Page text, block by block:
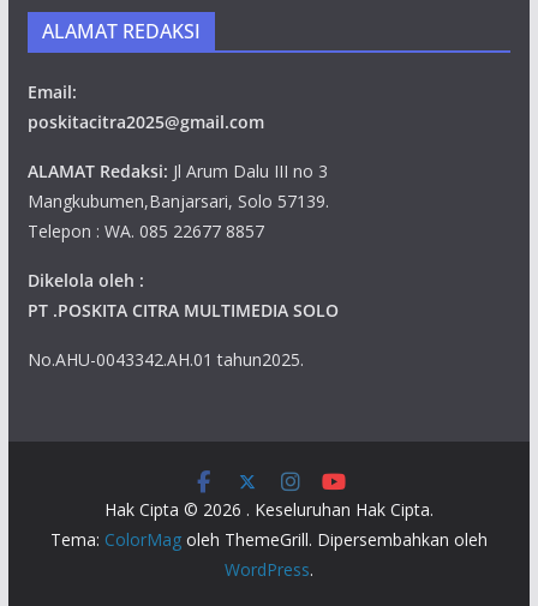
ALAMAT REDAKSI
Email:
poskitacitra2025@gmail.com
ALAMAT Redaksi: Jl Arum Dalu III no 3
Mangkubumen,Banjarsari, Solo 57139.
Telepon : WA. 085 22677 8857
Dikelola oleh :
PT .POSKITA CITRA MULTIMEDIA SOLO
No.AHU-0043342.AH.01 tahun2025.
Hak Cipta © 2026 . Keseluruhan Hak Cipta.
Tema: ColorMagoleh ThemeGrill. Dipersembahkan oleh
WordPress.